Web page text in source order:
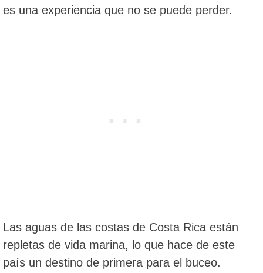
es una experiencia que no se puede perder.
Las aguas de las costas de Costa Rica están
repletas de vida marina, lo que hace de este
país un destino de primera para el buceo.